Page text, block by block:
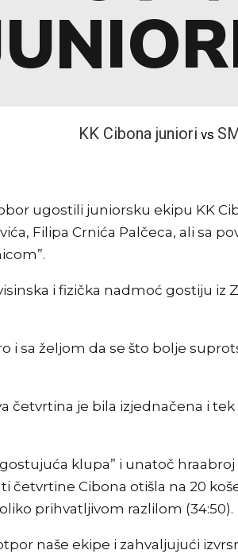
KK Cibona juniori vs
ugostili juniorsku ekipu KK
Filipa Crnića Palčeca, ali sa
i fizička nadmoć gostiju iz
i sa željom da se što bolje
četvrtina je bila izjednačena i
klupa” i unatoč
Cibona otišla na 20
prihvatljivom razlilom (34:50).
naše ekipe i zahvaljujući